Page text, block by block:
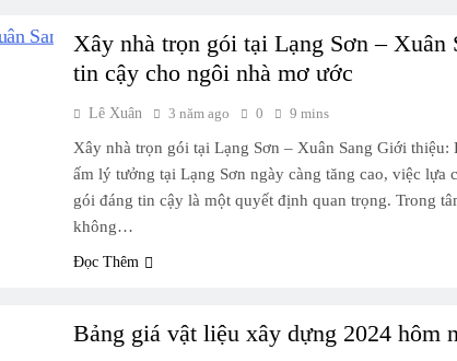
Xây nhà trọn gói tại Lạng Sơn – Xuân
tin cậy cho ngôi nhà mơ ước
Lê Xuân 3 năm ago 0 9 mins
Xây nhà trọn gói tại Lạng Sơn – Xuân Sang Giới thiệu:
ấm lý tưởng tại Lạng Sơn ngày càng tăng cao, việc lựa
gói đáng tin cậy là một quyết định quan trọng. Trong
không…
Đọc Thêm
Bảng giá vật liệu xây dựng 2024 hôm